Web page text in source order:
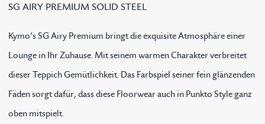
SG AIRY PREMIUM SOLID STEEL
Kymo’s SG Airy Premium bringt die exquisite Atmosphäre einer
Lounge in Ihr Zuhause. Mit seinem warmen Charakter verbreitet
dieser Teppich Gemütlichkeit. Das Farbspiel seiner fein glänzenden
Fäden sorgt dafür, dass diese Floorwear auch in Punkto Style ganz
oben mitspielt.